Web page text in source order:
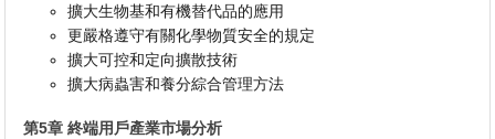
擴大生物基和有機替代品的應用
更嚴格遵守有關化學物質安全的規定
擴大可控和定向擴散技術
擴大病蟲害和養分綜合管理方法
第5章 終端用戶產業市場分析